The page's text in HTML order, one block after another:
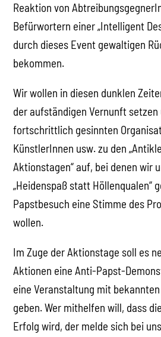
Reaktion von
Befürwortern einer „Intelligent
durch dieses Event gewaltigen
bekommen.
Wir wollen in diesen dunklen
der aufständigen Vernunft
fortschrittlich gesinnten
KünstlerInnen usw. zu den
Aktionstagen“ auf, bei denen wir
„Heidenspaß statt Höllenqualen“
Papstbesuch eine Stimme des
wollen.
Im Zuge der Aktionstage soll es
Aktionen eine Anti-Papst-
eine Veranstaltung mit
geben. Wer mithelfen will, dass
Erfolg wird, der melde sich bei